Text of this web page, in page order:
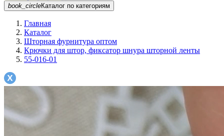
book_circleКаталог по категориям
Главная
Каталог
Шторная фурнитура оптом
Крючки для штор, фиксатор шнура шторной ленты
55-016-01